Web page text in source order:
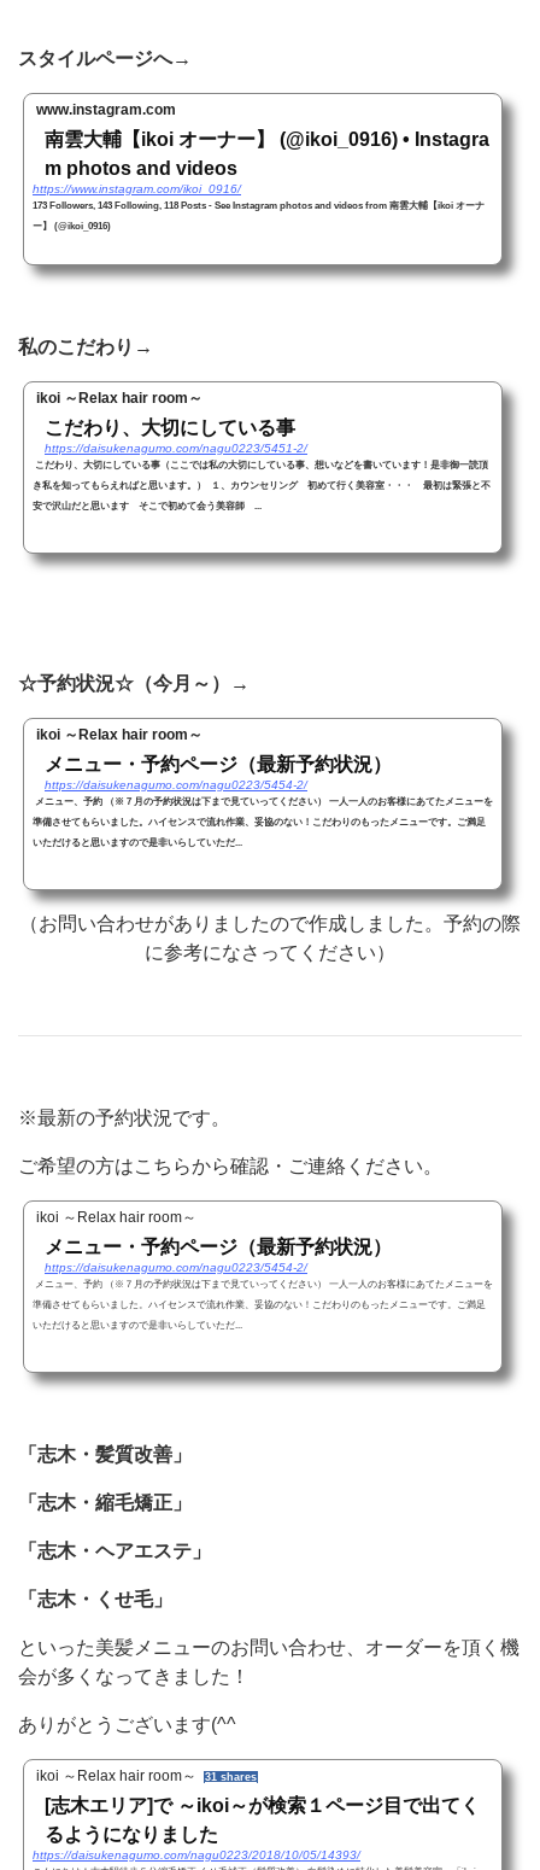
スタイルページへ→
www.instagram.com
南雲大輔【ikoi オーナー】 (@ikoi_0916) • Instagra
m photos and videos
https://www.instagram.com/ikoi_0916/
173 Followers, 143 Following, 118 Posts - See Instagram photos and videos from 南雲大輔【ikoi オーナ
ー】 (@ikoi_0916)
私のこだわり→
ikoi ～Relax hair room～
こだわり、大切にしている事
https://daisukenagumo.com/nagu0223/5451-2/
こだわり、大切にしている事（ここでは私の大切にしている事、想いなどを書いています！是非御一読頂
き私を知ってもらえればと思います。） １、カウンセリング 初めて行く美容室・・・ 最初は緊張と不
安で沢山だと思います そこで初めて会う美容師 ...
☆予約状況☆（今月～）→
ikoi ～Relax hair room～
メニュー・予約ページ（最新予約状況）
https://daisukenagumo.com/nagu0223/5454-2/
メニュー、予約 （※７月の予約状況は下まで見ていってください） 一人一人のお客様にあてたメニューを
準備させてもらいました。ハイセンスで流れ作業、妥協のない！こだわりのもったメニューです。ご満足
いただけると思いますので是非いらしていただ...
（お問い合わせがありましたので作成しました。予約の際
に参考になさってください）
※最新の予約状況です。
ご希望の方はこちらから確認・ご連絡ください。
ikoi ～Relax hair room～
メニュー・予約ページ（最新予約状況）
https://daisukenagumo.com/nagu0223/5454-2/
メニュー、予約 （※７月の予約状況は下まで見ていってください） 一人一人のお客様にあてたメニューを
準備させてもらいました。ハイセンスで流れ作業、妥協のない！こだわりのもったメニューです。ご満足
いただけると思いますので是非いらしていただ...
「志木・髪質改善」
「志木・縮毛矯正」
「志木・ヘアエステ」
「志木・くせ毛」
といった美髪メニューのお問い合わせ、オーダーを頂く機
会が多くなってきました！
ありがとうございます(^^
ikoi ～Relax hair room～ 31 shares
[志木エリア]で ～ikoi～が検索１ページ目で出てく
るようになりました
https://daisukenagumo.com/nagu0223/2018/10/05/14393/